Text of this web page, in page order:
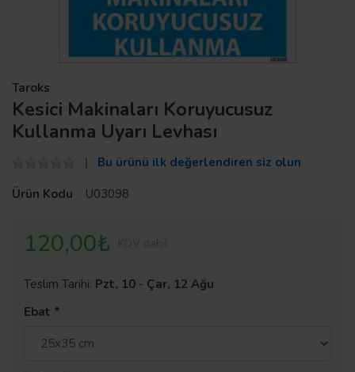
Taroks
Kesici Makinaları Koruyucusuz
Kullanma Uyarı Levhası
Bu ürünü ilk değerlendiren siz olun
Ürün Kodu
U03098
120,00₺
Teslim Tarihi: Pzt, 10 - Çar, 12 Ağu
Ebat